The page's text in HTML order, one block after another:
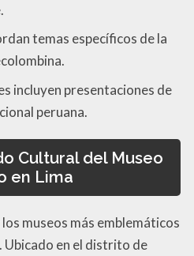
temas específicos de la
incluyen presentaciones de
peruana.
Cultural del Museo
en Lima
museos más emblemáticos
Ubicado en el distrito de